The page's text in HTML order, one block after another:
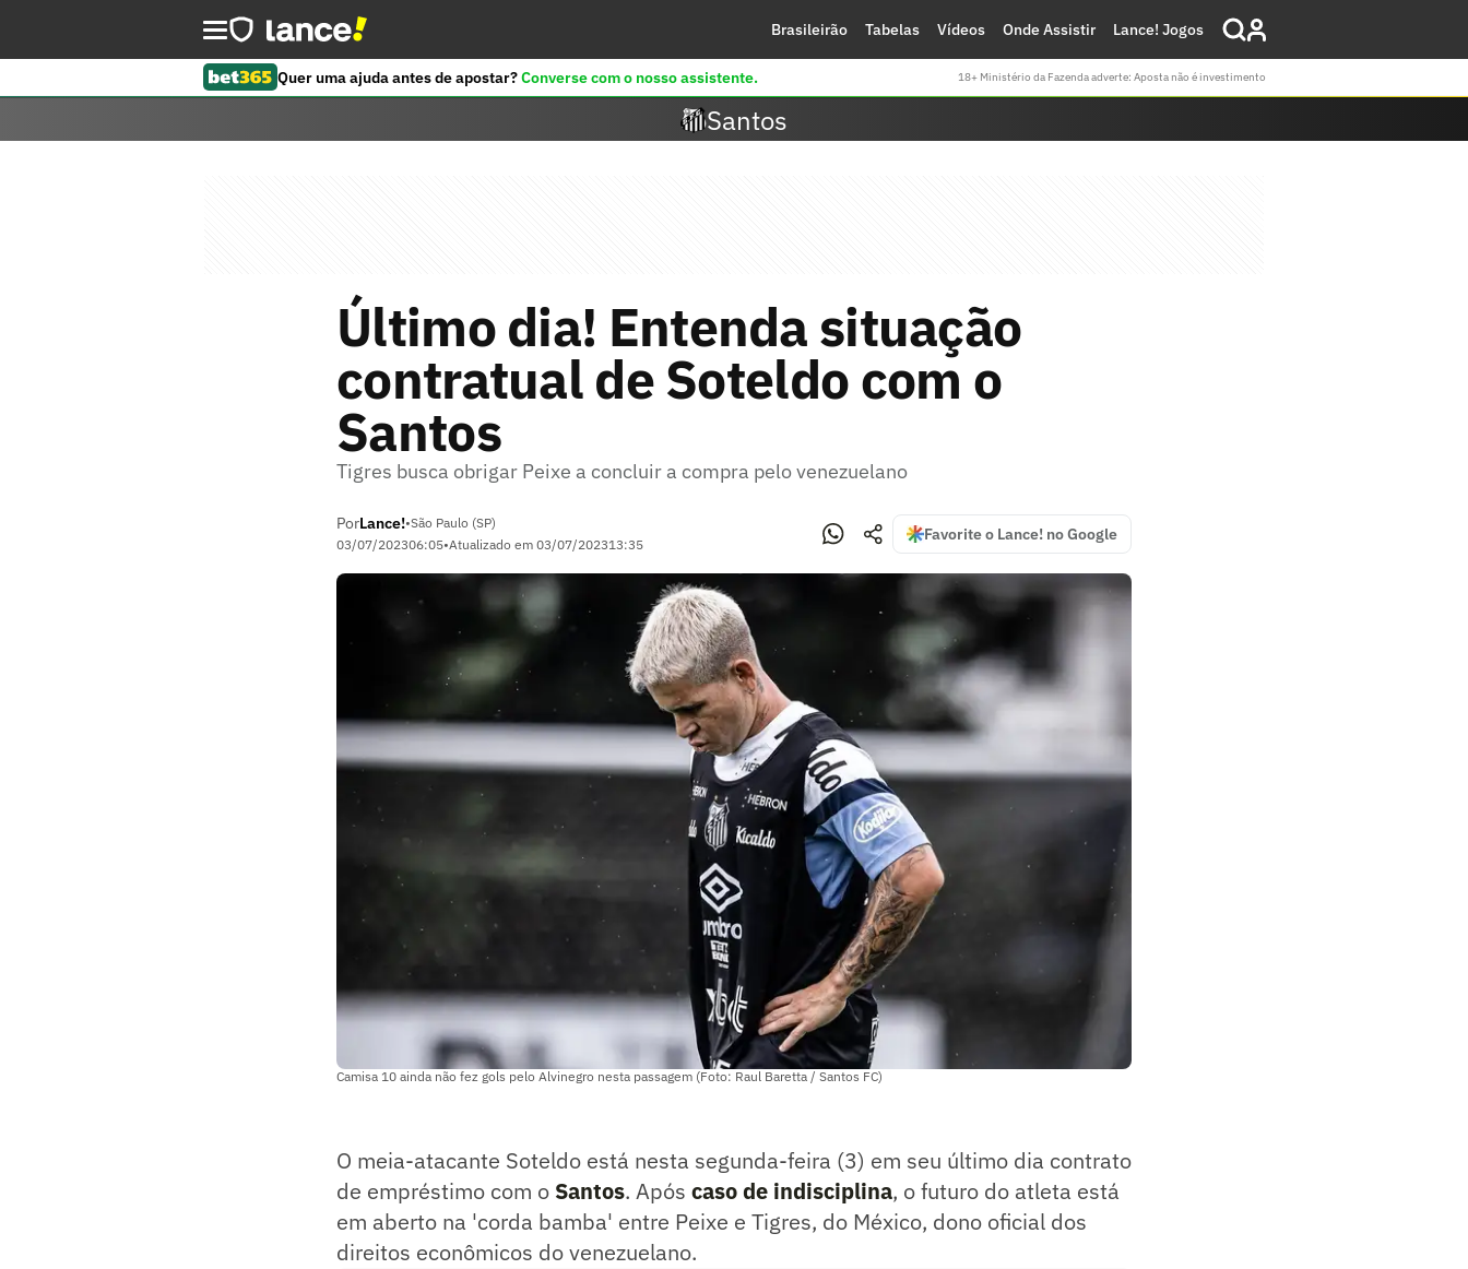
Brasileirão Tabelas Vídeos Onde Assistir Lance! Jogos
Quer uma ajuda antes de apostar?Converse com o nosso assistente. 18+ Ministério da Fazenda adverte: Aposta não é investimento
Santos
Último dia! Entenda situação
contratual de Soteldo com o
Santos
Tigres busca obrigar Peixe a concluir a compra pelo venezuelano
PorLance!•São Paulo (SP)
03/07/202306:05•Atualizado em 03/07/202313:35
Favorite o Lance! no Google
Camisa 10 ainda não fez gols pelo Alvinegro nesta passagem (Foto: Raul Baretta / Santos FC)
O meia-atacante Soteldo está nesta segunda-feira (3) em seu último dia contrato
de empréstimo com o Santos. Após caso de indisciplina, o futuro do atleta está
em aberto na 'corda bamba' entre Peixe e Tigres, do México, dono oficial dos
direitos econômicos do venezuelano.